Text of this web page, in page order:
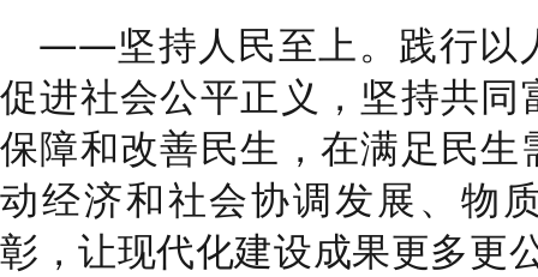
——坚持人民至上。 践行以
促进社会公平正义，坚持共
保障和改善民生，在满足民
动经济和社会协调发展、物
彰，让现代化建设成果更多更